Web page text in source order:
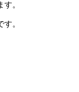
。
。